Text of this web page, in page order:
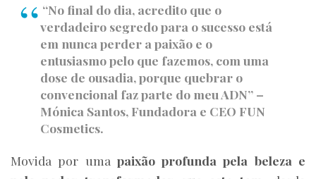
“No final do dia, acredito que o
verdadeiro segredo para o sucesso está
em nunca perder a paixão e o
entusiasmo pelo que fazemos, com uma
dose de ousadia, porque quebrar o
convencional faz parte do meu ADN” –
Mónica Santos, Fundadora e CEO FUN
Cosmetics.
Movida por uma paixão profunda pela beleza e